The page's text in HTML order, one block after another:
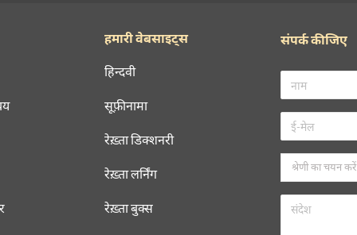
हमारी वेबसाइट्स
हिन्दवी
सूफ़ीनामा
रेख़्ता डिक्शनरी
रेख़्ता लर्निंग
रेख़्ता बुक्स
संपर्क कीजिए